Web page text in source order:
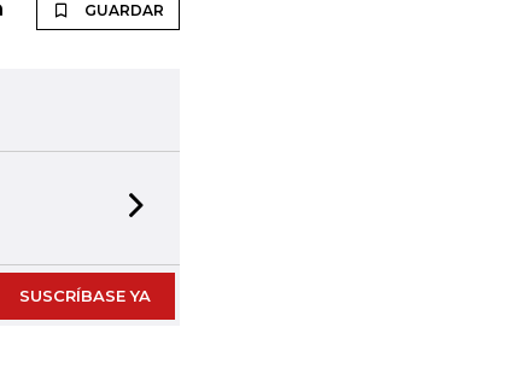
GUARDAR
SUSCRÍBASE YA